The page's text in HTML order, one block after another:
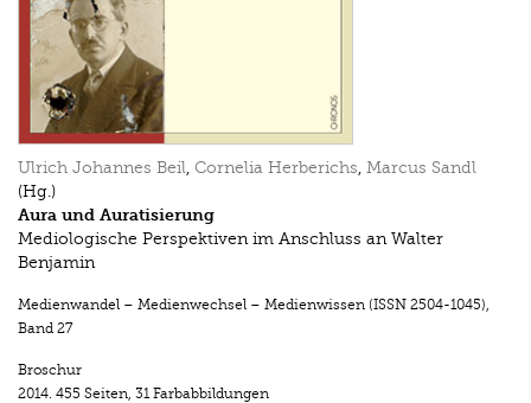
Ulrich Johannes Beil, Cornelia Herberichs, Marcus Sandl
(Hg.)
Aura und Auratisierung
Mediologische Perspektiven im Anschluss an Walter
Benjamin
Medienwandel – Medienwechsel – Medienwissen (ISSN 2504-1045),
Band 27
Broschur
2014. 455 Seiten, 31 Farbabbildungen